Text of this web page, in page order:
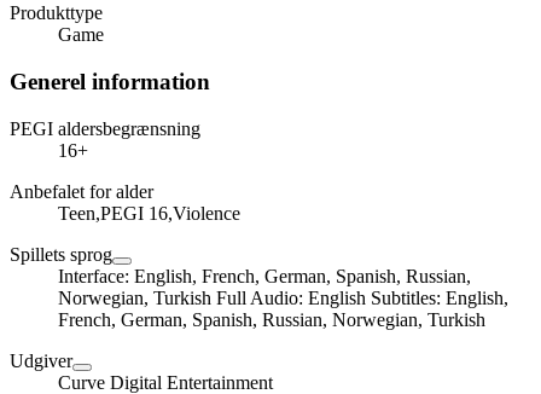
Produkttype
Game
Generel information
PEGI aldersbegrænsning
16+
Anbefalet for alder
Teen,PEGI 16,Violence
Spillets sprog
Interface: English, French, German, Spanish, Russian,
Norwegian, Turkish Full Audio: English Subtitles: English,
French, German, Spanish, Russian, Norwegian, Turkish
Udgiver
Curve Digital Entertainment